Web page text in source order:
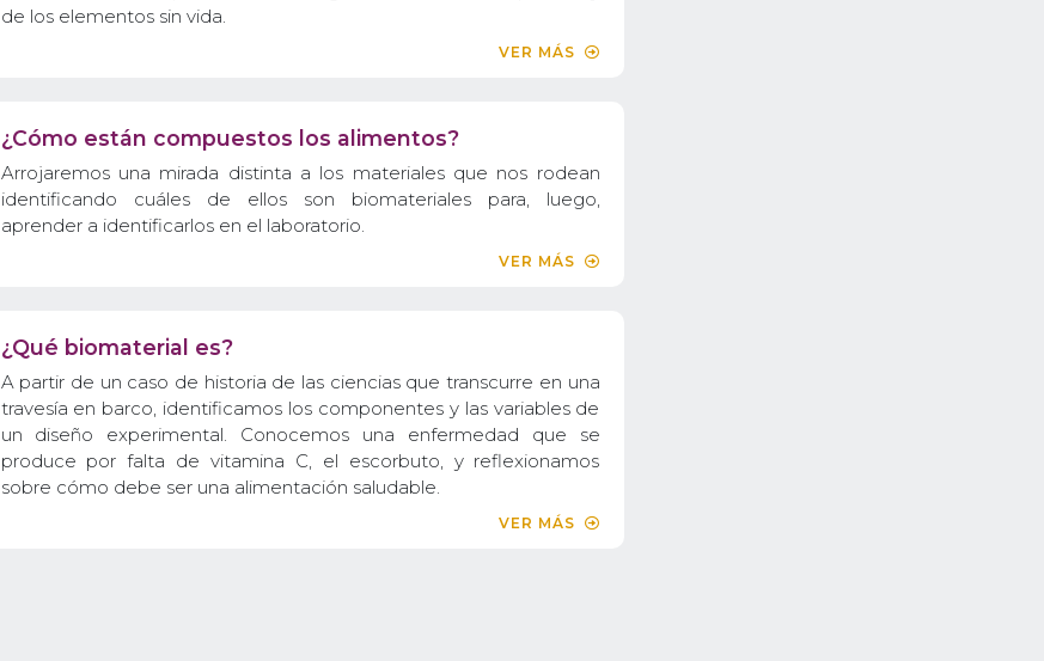
de los elementos sin vida.
VER MÁS
¿Cómo están compuestos los alimentos?
Arrojaremos una mirada distinta a los materiales que nos rodean
identificando cuáles de ellos son biomateriales para, luego,
aprender a identificarlos en el laboratorio.
VER MÁS
¿Qué biomaterial es?
A partir de un caso de historia de las ciencias que transcurre en una
travesía en barco, identificamos los componentes y las variables de
un diseño experimental. Conocemos una enfermedad que se
produce por falta de vitamina C, el escorbuto, y reflexionamos
sobre cómo debe ser una alimentación saludable.
VER MÁS